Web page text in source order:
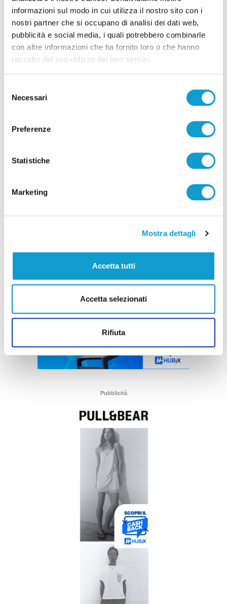
informazioni sul modo in cui utilizza il nostro sito con i
nostri partner che si occupano di analisi dei dati web,
pubblicità e social media, i quali potrebbero combinarle
con altre informazioni che ha fornito loro o che hanno
raccolto dal suo utilizzo dei loro servizi.
delNecessari
Preferenze
Statistiche
Marketing
Mostra dettagli
Accetta tutti
Accetta selezionati
Rifiuta
Pubblicità
Pubblicità